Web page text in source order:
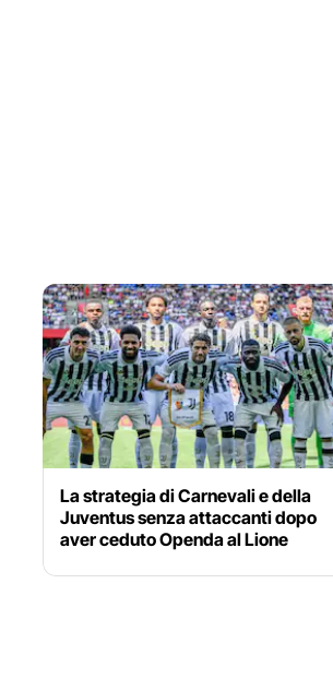
La strategia di Carnevali e della
Juventus senza attaccanti dopo
aver ceduto Openda al Lione